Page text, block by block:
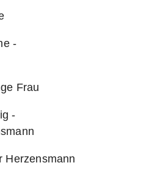
Frau
Herzensmann